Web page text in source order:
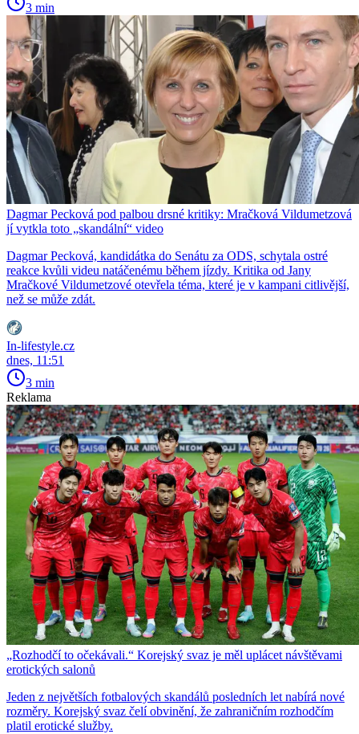
3 min
Dagmar Pecková pod palbou drsné kritiky: Mračková Vildumetzová
jí vytkla toto „skandální“ video
Dagmar Pecková, kandidátka do Senátu za ODS, schytala ostré
reakce kvůli videu natáčenému během jízdy. Kritika od Jany
Mračkové Vildumetzové otevřela téma, které je v kampani citlivější,
než se může zdát.
In-lifestyle.cz
dnes, 11:51
3 min
Reklama
„Rozhodčí to očekávali.“ Korejský svaz je měl uplácet návštěvami
erotických salonů
Jeden z největších fotbalových skandálů posledních let nabírá nové
rozměry. Korejský svaz čelí obvinění, že zahraničním rozhodčím
platil erotické služby.